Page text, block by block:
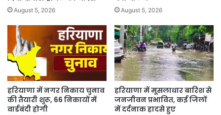
August 5, 2026 August 5, 2026
हरियाणा में नगर निकाय चुनाव
की तैयारी शुरू, 66 निकायों में
वार्डबंदी होगी
हरियाणा में मूसलाधार बारिश से
जनजीवन प्रभावित, कई जिलों
में दर्दनाक हादसे हुए